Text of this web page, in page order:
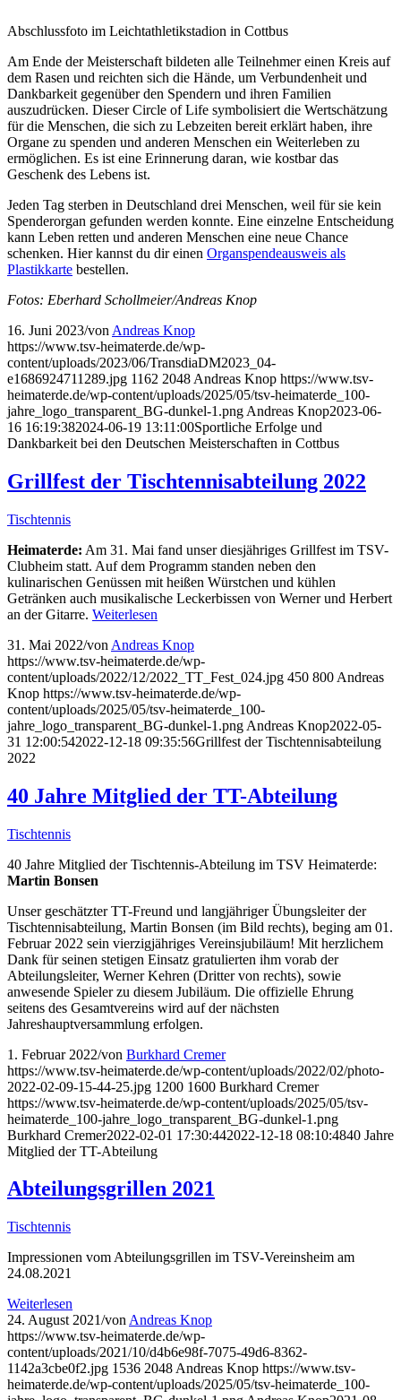
Abschlussfoto im Leichtathletikstadion in Cottbus
Am Ende der Meisterschaft bildeten alle Teilnehmer einen Kreis auf
dem Rasen und reichten sich die Hände, um Verbundenheit und
Dankbarkeit gegenüber den Spendern und ihren Familien
auszudrücken. Dieser Circle of Life symbolisiert die Wertschätzung
für die Menschen, die sich zu Lebzeiten bereit erklärt haben, ihre
Organe zu spenden und anderen Menschen ein Weiterleben zu
ermöglichen. Es ist eine Erinnerung daran, wie kostbar das
Geschenk des Lebens ist.
Jeden Tag sterben in Deutschland drei Menschen, weil für sie kein
Spenderorgan gefunden werden konnte. Eine einzelne Entscheidung
kann Leben retten und anderen Menschen eine neue Chance
schenken. Hier kannst du dir einen Organspendeausweis als
Plastikkarte bestellen.
Fotos: Eberhard Schollmeier/Andreas Knop
16. Juni 2023/von Andreas Knop
https://www.tsv-heimaterde.de/wp-
content/uploads/2023/06/TransdiaDM2023_04-
e1686924711289.jpg 1162 2048 Andreas Knop https://www.tsv-
heimaterde.de/wp-content/uploads/2025/05/tsv-heimaterde_100-
jahre_logo_transparent_BG-dunkel-1.png Andreas Knop2023-06-
16 16:19:382024-06-19 13:11:00Sportliche Erfolge und
Dankbarkeit bei den Deutschen Meisterschaften in Cottbus
Grillfest der Tischtennisabteilung 2022
Tischtennis
Heimaterde: Am 31. Mai fand unser diesjähriges Grillfest im TSV-
Clubheim statt. Auf dem Programm standen neben den
kulinarischen Genüssen mit heißen Würstchen und kühlen
Getränken auch musikalische Leckerbissen von Werner und Herbert
an der Gitarre. Weiterlesen
31. Mai 2022/von Andreas Knop
https://www.tsv-heimaterde.de/wp-
content/uploads/2022/12/2022_TT_Fest_024.jpg 450 800 Andreas
Knop https://www.tsv-heimaterde.de/wp-
content/uploads/2025/05/tsv-heimaterde_100-
jahre_logo_transparent_BG-dunkel-1.png Andreas Knop2022-05-
31 12:00:542022-12-18 09:35:56Grillfest der Tischtennisabteilung
2022
40 Jahre Mitglied der TT-Abteilung
Tischtennis
40 Jahre Mitglied der Tischtennis-Abteilung im TSV Heimaterde:
Martin Bonsen
Unser geschätzter TT-Freund und langjähriger Übungsleiter der
Tischtennisabteilung, Martin Bonsen (im Bild rechts), beging am 01.
Februar 2022 sein vierzigjähriges Vereinsjubiläum! Mit herzlichem
Dank für seinen stetigen Einsatz gratulierten ihm vorab der
Abteilungsleiter, Werner Kehren (Dritter von rechts), sowie
anwesende Spieler zu diesem Jubiläum. Die offizielle Ehrung
seitens des Gesamtvereins wird auf der nächsten
Jahreshauptversammlung erfolgen.
1. Februar 2022/von Burkhard Cremer
https://www.tsv-heimaterde.de/wp-content/uploads/2022/02/photo-
2022-02-09-15-44-25.jpg 1200 1600 Burkhard Cremer
https://www.tsv-heimaterde.de/wp-content/uploads/2025/05/tsv-
heimaterde_100-jahre_logo_transparent_BG-dunkel-1.png
Burkhard Cremer2022-02-01 17:30:442022-12-18 08:10:4840 Jahre
Mitglied der TT-Abteilung
Abteilungsgrillen 2021
Tischtennis
Impressionen vom Abteilungsgrillen im TSV-Vereinsheim am
24.08.2021
Weiterlesen
24. August 2021/von Andreas Knop
https://www.tsv-heimaterde.de/wp-
content/uploads/2021/10/d4b6e98f-7075-49d6-8362-
1142a3cbe0f2.jpg 1536 2048 Andreas Knop https://www.tsv-
heimaterde.de/wp-content/uploads/2025/05/tsv-heimaterde_100-